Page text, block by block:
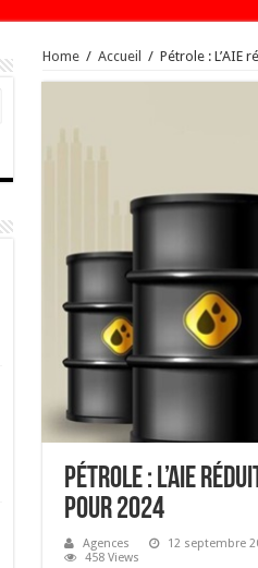
Home / Accueil / Pétrole : L’AIE
Pétrole : L’AIE
pour 2024
Agences 12 septembre
458 Views